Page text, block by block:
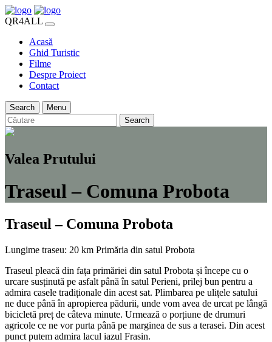
QR4ALL
Acasă
Ghid Turistic
Filme
Despre Proiect
Contact
Search
Menu
Search
Valea Prutului
Traseul – Comuna Probota
Traseul – Comuna Probota
Lungime traseu: 20 km Primăria din satul Probota
Traseul pleacă din fața primăriei din satul Probota și începe cu o
urcare susținută pe asfalt până în satul Perieni, prilej bun pentru a
admira casele tradiționale din acest sat. Plimbarea pe ulițele satului
ne duce până în apropierea pădurii, unde vom avea de urcat pe lângă
bicicletă preț de câteva minute. Urmează o porțiune de drumuri
agricole ce ne vor purta până pe marginea de sus a terasei. Din acest
punct putem admira lacul iazul Frasin.